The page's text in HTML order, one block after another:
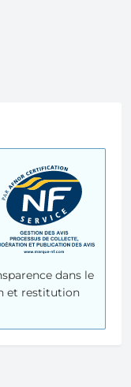
dans le
et restitution